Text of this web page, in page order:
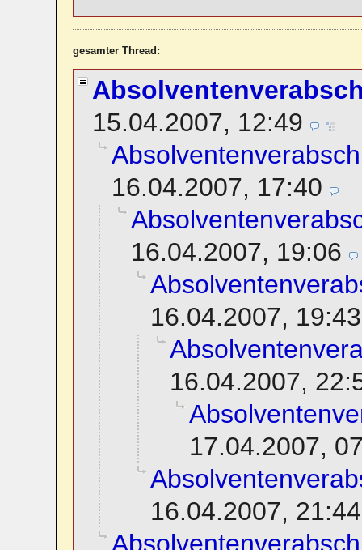
gesamter Thread:
15.04.2007, 12:49
16.04.2007, 17:40
16.04.2007, 19:06
16.04.2007, 19:43
16.04.2007,
17.04.2007,
16.04.2007, 21:44